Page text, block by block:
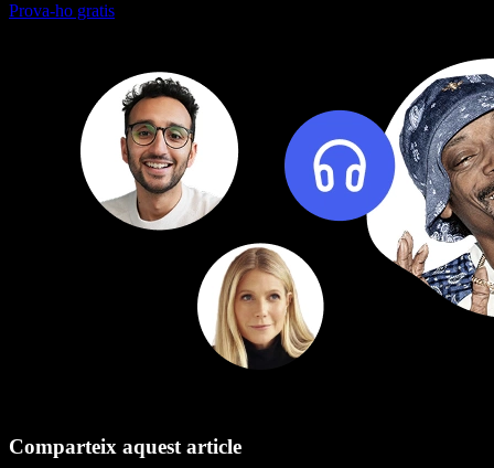
Prova-ho gratis
Comparteix aquest article